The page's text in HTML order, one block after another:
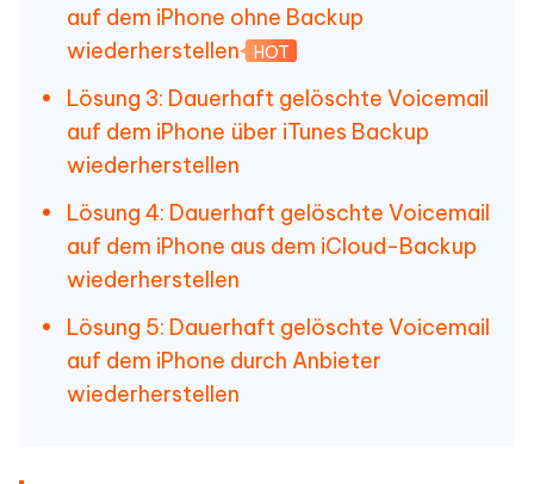
auf dem iPhone ohne Backup
wiederherstellen
HOT
Lösung 3: Dauerhaft gelöschte Voicemail
auf dem iPhone über iTunes Backup
wiederherstellen
Lösung 4: Dauerhaft gelöschte Voicemail
auf dem iPhone aus dem iCloud-Backup
wiederherstellen
Lösung 5: Dauerhaft gelöschte Voicemail
auf dem iPhone durch Anbieter
wiederherstellen